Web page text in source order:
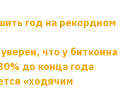
год на рекордном
что у биткоина
до конца года
«ходячим